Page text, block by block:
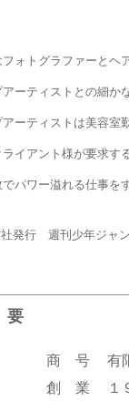
ォトグラファーとヘ
ーティストとの細か
ーティストは美容室
イアント様が要求す
パワー溢れる仕事を
行 週刊少年ジャ
商 号
有
創 業
１